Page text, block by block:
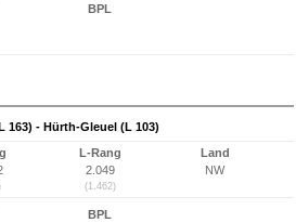
BPL
163) - Hürth-Gleuel (L 103)
L-Rang
2.049
(1.462)
Land
NW
BPL